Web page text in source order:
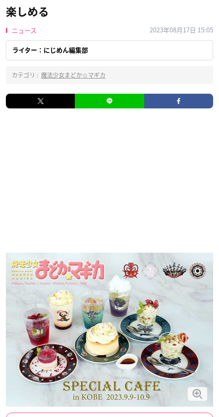
楽しめる
ニュース 2023年08月17日 15:05
ライター：にじめん編集部
カテゴリ : 魔法少女まどか☆マギカ